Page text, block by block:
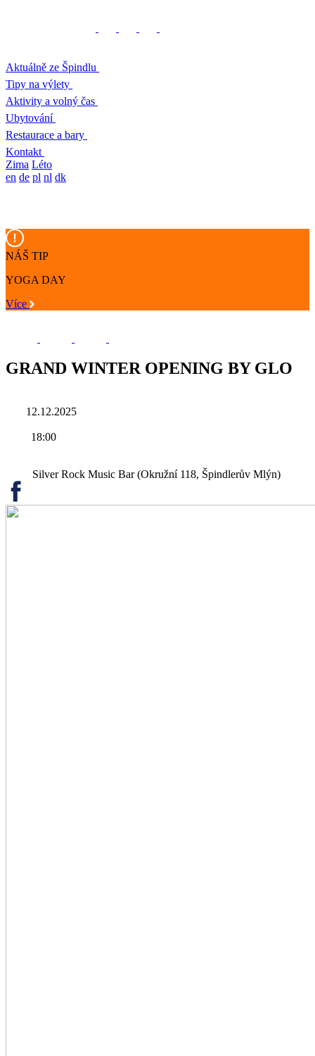
Aktuálně ze Špindlu
Tipy na výlety
Aktivity a volný čas
Ubytování
Restaurace a bary
Kontakt
Zima Léto
en de pl nl dk
NÁŠ TIP
YOGA DAY
Více
GRAND WINTER OPENING BY GLO
12.12.2025
18:00
Silver Rock Music Bar (Okružní 118, Špindlerův Mlýn)